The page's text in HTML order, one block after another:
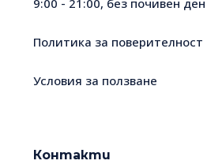
Политика за поверителност
Условия за ползване
Контакти